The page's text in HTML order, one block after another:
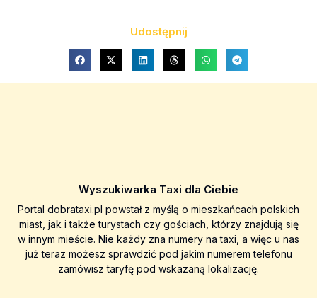
Udostępnij
Wyszukiwarka Taxi dla Ciebie
Portal dobrataxi.pl powstał z myślą o mieszkańcach polskich
miast, jak i także turystach czy gościach, którzy znajdują się
w innym mieście. Nie każdy zna numery na taxi, a więc u nas
już teraz możesz sprawdzić pod jakim numerem telefonu
zamówisz taryfę pod wskazaną lokalizację.